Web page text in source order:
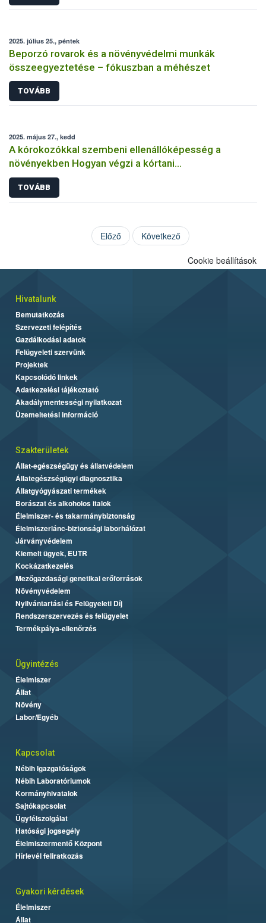
2025. július 25., péntek
Beporzó rovarok és a növényvédelmi munkák
összeegyeztetése – fókuszban a méhészet
TOVÁBB
2025. május 27., kedd
A kórokozókkal szembeni ellenállóképesség a
növényekben Hogyan végzi a kórtani
rezisztenciavizsgálatokat a Nébih?
TOVÁBB
Előző Következő
Cookie beállítások
Hivatalunk
Bemutatkozás
Szervezeti felépítés
Gazdálkodási adatok
Felügyeleti szervünk
Projektek
Kapcsolódó linkek
Adatkezelési tájékoztató
Akadálymentességi nyilatkozat
Üzemeltetési információ
Szakterületek
Állat-egészségügy és állatvédelem
Állategészségügyi diagnosztika
Állatgyógyászati termékek
Borászat és alkoholos italok
Élelmiszer- és takarmánybiztonság
Élelmiszerlánc-biztonsági laborhálózat
Járványvédelem
Kiemelt ügyek, EUTR
Kockázatkezelés
Mezőgazdasági genetikai erőforrások
Növényvédelem
Nyilvántartási és Felügyeleti Díj
Rendszerszervezés és felügyelet
Termékpálya-ellenőrzés
Ügyintézés
Élelmiszer
Állat
Növény
Labor/Egyéb
Kapcsolat
Nébih Igazgatóságok
Nébih Laboratóriumok
Kormányhivatalok
Sajtókapcsolat
Ügyfélszolgálat
Hatósági jogsegély
Élelmiszermentő Központ
Hírlevél feliratkozás
Gyakori kérdések
Élelmiszer
Állat